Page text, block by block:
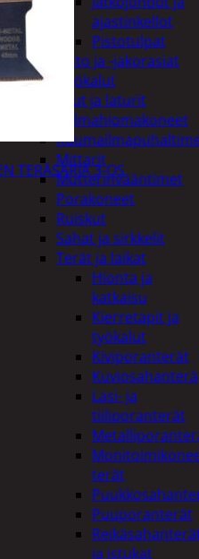
ajastinkellot
Pistotulpat
Pisto ja -jakorasiat
Sähkötyökalut
Akut ja laturit
Kulmahiomakoneet
Mittarit
Mutterinvääntimet
Porakoneet
Ruiskut
Sahat ja sirkkelit
Terät ja laikat
Hionta ja
katkaisu
Kierretapit ja
työkalut
Kiviporanterät
Kuviosahanterä
Lasi- ja
tiiliporanterät
terät
Puuporanterät
ja istukat
TERÄSARJA 3-OS